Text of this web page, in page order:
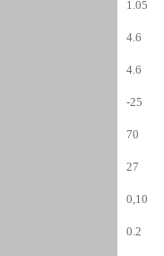
1.05
4.6
4.6
-25
70
27
0,10
0.2